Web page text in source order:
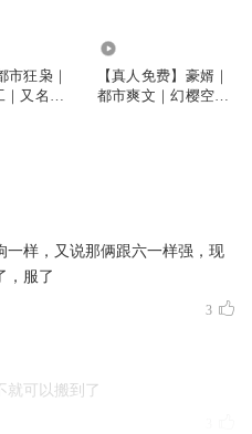
市狂枭｜
又名：
【真人免费】豪婿｜
都市爽文｜幻樱空｜
一样，又说那俩跟六一样强，现
，服了
3
就可以搬到了